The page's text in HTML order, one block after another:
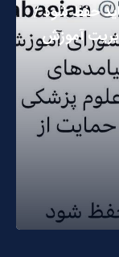
حفظ شود /
آموزش